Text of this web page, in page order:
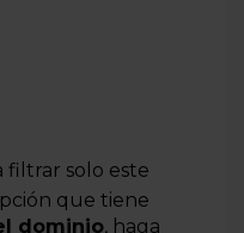
filtrar solo este
que tiene
dominio, haga